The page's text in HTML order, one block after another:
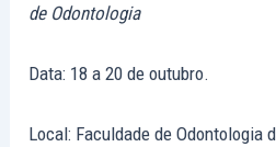
de Odontologia
Data: 18 a 20 de outubro.
Local: Faculdade de Odontologia